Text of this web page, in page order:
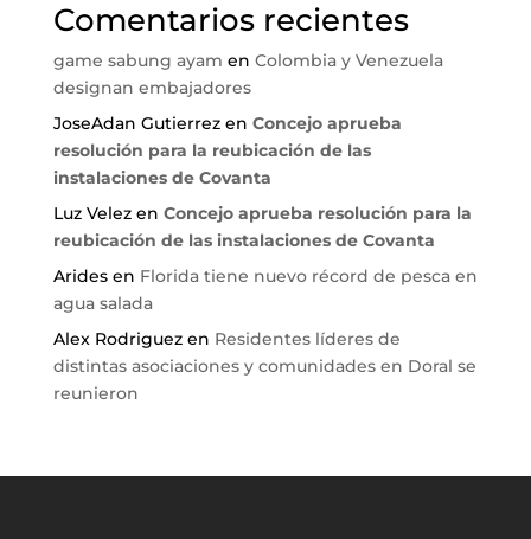
Comentarios recientes
game sabung ayam en Colombia y Venezuela
designan embajadores
JoseAdan Gutierrezen Concejo aprueba
resolución para la reubicación de las
instalaciones de Covanta
Luz Velezen Concejo aprueba resolución para la
reubicación de las instalaciones de Covanta
Aridesen Florida tiene nuevo récord de pesca en
agua salada
Alex Rodriguezen Residentes líderes de
distintas asociaciones y comunidades en Doral se
reunieron